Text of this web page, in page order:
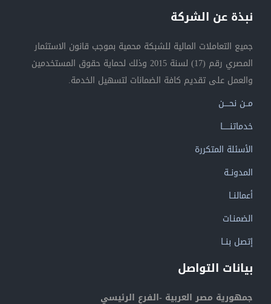
نبذة عن الشركة
جميع التعاملات المالية للشبكة محمية بموجب قانون الاستثمار
المصري رقم (17) لسنة 2015 وذلك لحماية حقوق المستخدمين
والعمل على تقديم كافة الضمانات لتسهيل الخدمة.
مــن نحــــن
خدماتنــــــا
الأسئلة المتكررة
المدونــة
أعمالنــا
الضمنـات
إتصل بنــا
بيانات التواصل
جمهورية مصر العربية -الفرع الرئيسي